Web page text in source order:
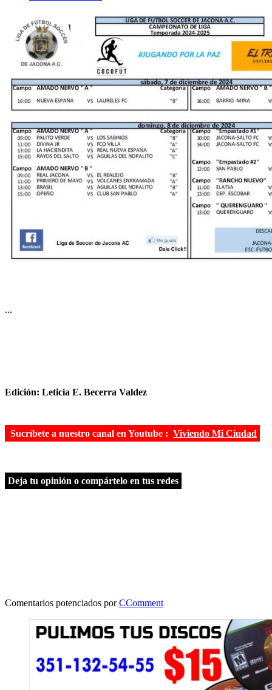
...
Edición: Leticia E. Becerra Valdez
Sucríbete a nuestro canal en Youtube : Viviendo Mi Ciudad
Deja tu opinión o compártelo en tus redes
Comentarios potenciados porCComment